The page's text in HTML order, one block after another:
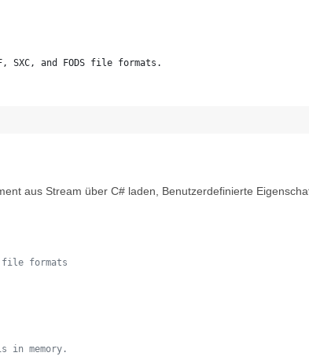
SXC, and FODS file formats.
aus Stream über C# laden, Benutzerdefinierte
file formats
in memory.